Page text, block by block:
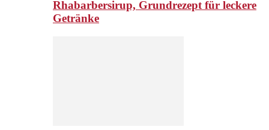
Rhabarbersirup, Grundrezept für leckere
Getränke